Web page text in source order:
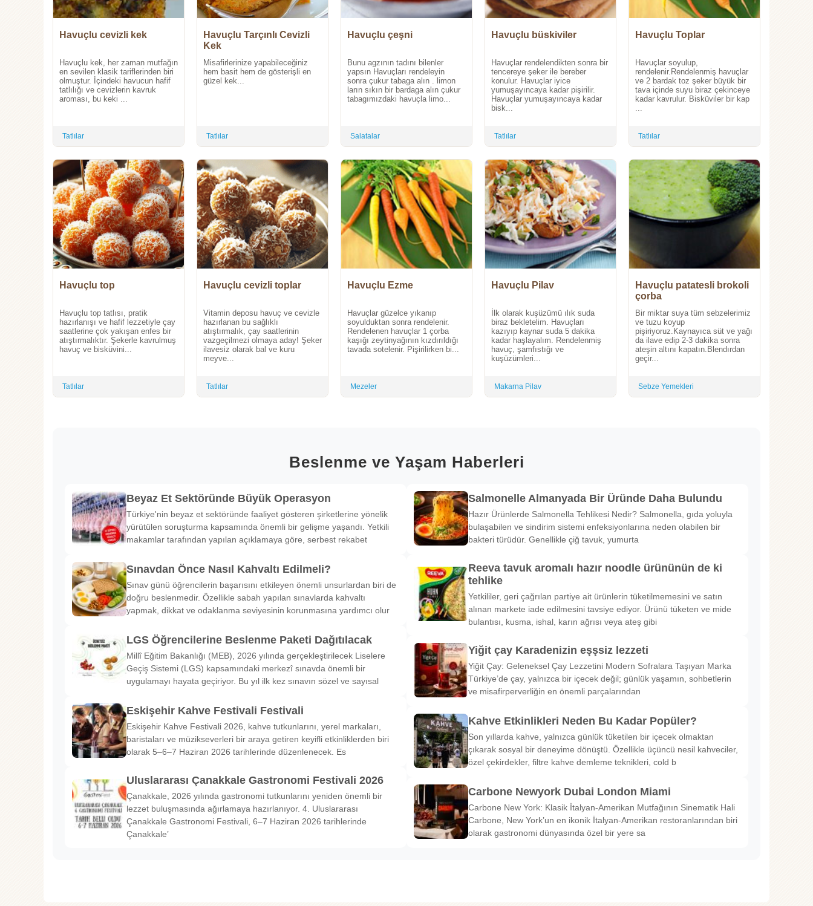
Havuçlu cevizli kek
Havuçlu kek, her zaman mutfağın
en sevilen klasik tariflerinden biri
olmuştur. İçindeki havucun hafif
tatlılığı ve cevizlerin kavruk
aroması, bu keki ...
Tatlılar
Havuçlu Tarçınlı Cevizli
Kek
Misafirlerinize yapabileceğiniz
hem basit hem de gösterişli en
güzel kek...
Tatlılar
Havuçlu çeşni
Bunu agzının tadını bilenler
yapsın Havuçları rendeleyin
sonra çukur tabaga alın . limon
ların sıkın bir bardaga alın çukur
tabagımızdaki havuçla limo...
Salatalar
Havuçlu büskiviler
Havuçlar rendelendikten sonra bir
tencereye şeker ile bereber
konulur. Havuçlar iyice
yumuşayıncaya kadar pişirilir.
Havuçlar yumuşayıncaya kadar
bisk...
Tatlılar
Havuçlu Toplar
Havuçlar soyulup,
rendelenir.Rendelenmiş havuçlar
ve 2 bardak toz şeker büyük bir
tava içinde suyu biraz çekinceye
kadar kavrulur. Bisküviler bir kap
...
Tatlılar
Havuçlu top
Havuçlu top tatlısı, pratik
hazırlanışı ve hafif lezzetiyle çay
saatlerine çok yakışan enfes bir
atıştırmalıktır. Şekerle kavrulmuş
havuç ve bisküvini...
Tatlılar
Havuçlu cevizli toplar
Vitamin deposu havuç ve cevizle
hazırlanan bu sağlıklı
atıştırmalık, çay saatlerinin
vazgeçilmezi olmaya aday! Şeker
ilavesiz olarak bal ve kuru
meyve...
Tatlılar
Havuçlu Ezme
Havuçlar güzelce yıkanıp
soyulduktan sonra rendelenir.
Rendelenen havuçlar 1 çorba
kaşığı zeytinyağının kızdırıldığı
tavada sotelenir. Pişirilirken bi...
Mezeler
Havuçlu Pilav
İlk olarak kuşüzümü ılık suda
biraz bekletelim. Havuçları
kazıyıp kaynar suda 5 dakika
kadar haşlayalım. Rendelenmiş
havuç, şamfıstığı ve
kuşüzümleri...
Makarna Pilav
Havuçlu patatesli brokoli
çorba
Bir miktar suya tüm sebzelerimiz
ve tuzu koyup
pişiriyoruz.Kaynayıca süt ve yağı
da ilave edip 2-3 dakika sonra
ateşin altını kapatın.Blendırdan
geçir...
Sebze Yemekleri
Beslenme ve Yaşam Haberleri
Beyaz Et Sektöründe Büyük Operasyon
Türkiye'nin beyaz et sektöründe faaliyet gösteren şirketlerine yönelik
yürütülen soruşturma kapsamında önemli bir gelişme yaşandı. Yetkili
makamlar tarafından yapılan açıklamaya göre, serbest rekabet
Sınavdan Önce Nasıl Kahvaltı Edilmeli?
Sınav günü öğrencilerin başarısını etkileyen önemli unsurlardan biri de
doğru beslenmedir. Özellikle sabah yapılan sınavlarda kahvaltı
yapmak, dikkat ve odaklanma seviyesinin korunmasına yardımcı olur
LGS Öğrencilerine Beslenme Paketi Dağıtılacak
Millî Eğitim Bakanlığı (MEB), 2026 yılında gerçekleştirilecek Liselere
Geçiş Sistemi (LGS) kapsamındaki merkezî sınavda önemli bir
uygulamayı hayata geçiriyor. Bu yıl ilk kez sınavın sözel ve sayısal
Eskişehir Kahve Festivali Festivali
Eskişehir Kahve Festivali 2026, kahve tutkunlarını, yerel markaları,
baristaları ve müzikseverleri bir araya getiren keyifli etkinliklerden biri
olarak 5–6–7 Haziran 2026 tarihlerinde düzenlenecek. Es
Uluslararası Çanakkale Gastronomi Festivali 2026
Çanakkale, 2026 yılında gastronomi tutkunlarını yeniden önemli bir
lezzet buluşmasında ağırlamaya hazırlanıyor. 4. Uluslararası
Çanakkale Gastronomi Festivali, 6–7 Haziran 2026 tarihlerinde
Çanakkale’
Salmonelle Almanyada Bir Üründe Daha Bulundu
Hazır Ürünlerde Salmonella Tehlikesi Nedir? Salmonella, gıda yoluyla
bulaşabilen ve sindirim sistemi enfeksiyonlarına neden olabilen bir
bakteri türüdür. Genellikle çiğ tavuk, yumurta
Reeva tavuk aromalı hazır noodle ürününün de ki
tehlike
Yetkililer, geri çağrılan partiye ait ürünlerin tüketilmemesini ve satın
alınan markete iade edilmesini tavsiye ediyor. Ürünü tüketen ve mide
bulantısı, kusma, ishal, karın ağrısı veya ateş gibi
Yiğit çay Karadenizin eşşsiz lezzeti
Yiğit Çay: Geleneksel Çay Lezzetini Modern Sofralara Taşıyan Marka
Türkiye’de çay, yalnızca bir içecek değil; günlük yaşamın, sohbetlerin
ve misafirperverliğin en önemli parçalarından
Kahve Etkinlikleri Neden Bu Kadar Popüler?
Son yıllarda kahve, yalnızca günlük tüketilen bir içecek olmaktan
çıkarak sosyal bir deneyime dönüştü. Özellikle üçüncü nesil kahveciler,
özel çekirdekler, filtre kahve demleme teknikleri, cold b
Carbone Newyork Dubai London Miami
Carbone New York: Klasik İtalyan-Amerikan Mutfağının Sinematik Hali
Carbone, New York’un en ikonik İtalyan-Amerikan restoranlarından biri
olarak gastronomi dünyasında özel bir yere sa